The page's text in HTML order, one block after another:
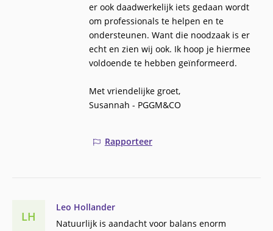
er ook daadwerkelijk iets gedaan wordt
om professionals te helpen en te
ondersteunen. Want die noodzaak is er
echt en zien wij ook. Ik hoop je hiermee
voldoende te hebben geïnformeerd.
Met vriendelijke groet,
Susannah - PGGM&CO
Rapporteer
Leo Hollander
Natuurlijk is aandacht voor balans enorm
LH